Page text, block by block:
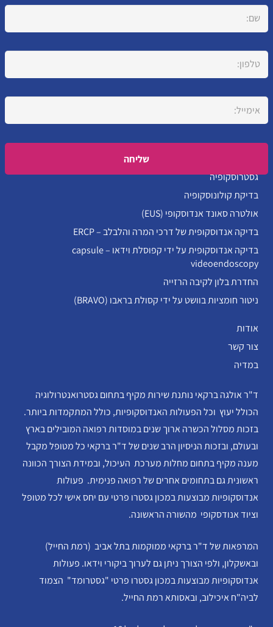
Please leave this field empty.
גסטרוסקופיה
בדיקת קולונוסקופיה
אולטרה סאונד אנדוסקופי (EUS)
בדיקה אנדוסקופית של דרכי המרה והלבלב – ERCP
בדיקה אנדוסקופית על ידי קפוסלת וידאו – capsule
videoendoscopy
החדרת בלון לקיבה הרזייה
ניטור חומציות בוושט על ידי קסולת בראבו (BRAVO)
אודות
צור קשר
במדיה
ד"ר אולגה ברקאי נותנת שירות מקיף בתחום גסטרואנטרולוגיה
הכולל יעוץ וכל הפעולות האנדוסקופיות, כולל המתקמדות ביותר.
בזכות מסלול הכשרה ארוך שנים במוסדות רפואה המובילים בארץ
ובעולם, ובזכות הניסיון הרב שנים של ד"ר ברקאי כל מטופל מקבל
מענה מקיף בתחום מחלות מערכת העיכול, ובמידת הצורך הכוונה
ראשונית גם בתחומים אחרים של רפואה פנימית. פעולות
אנדוסקופיות מבוצעות במכון גסטרו פרטי עם יחס אישי לכל מטופל
וציוד אנודסקופי מהשורה הראשונה.
המרפאות של ד"ר ברקאי ממוקמות בתל אביב (רמת החייל)
ובאשקלון, ולפי הצורך ניתן גם לערוך ביקורי וידאו. פעולות
אנדוסקופיות מבוצעות במכון גסטרו פרטי "גסטרומד" הצמוד
לביה"ח איכילוב, ובאסותא רמת החייל.